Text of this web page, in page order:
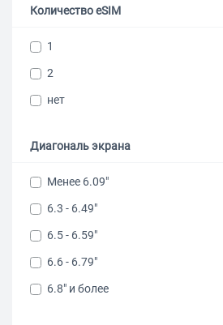
Количество eSIM
1
2
нет
Диагональ экрана
Менее 6.09"
6.3 - 6.49"
6.5 - 6.59"
6.6 - 6.79"
6.8" и более